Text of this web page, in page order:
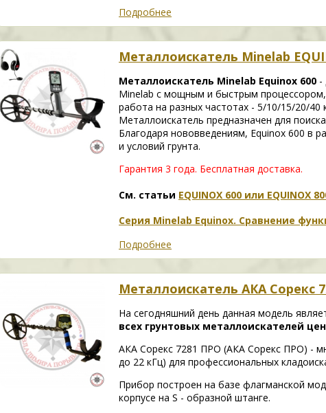
Подробнее
Металлоискатель Minelab
Металлоискатель Minelab Equinox 600 -
Minelab с мощным и быстрым
работа на разных частотах - 5/10/15/20/
Металлоискатель предназначен для
Благодаря нововведениям, Equinox 600 в
и условий грунта.
Гарантия 3 года. Бесплатная доставка.
См. статьи EQUINOX 600 или EQUINOX
Серия Minelab Equinox. Сравнение
Подробнее
Металлоискатель АКА Сорекс
На сегодняшний день данная модель
всех грунтовых металлоискателей
АКА Сорекс 7281 ПРО (АКА Сорекс ПРО) -
до 22 кГц) для профессиональных
Прибор построен на базе флагманской
корпусе на S - образной штанге.